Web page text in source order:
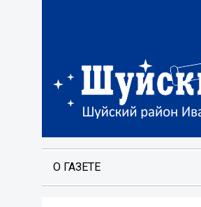
О ГАЗЕТЕ